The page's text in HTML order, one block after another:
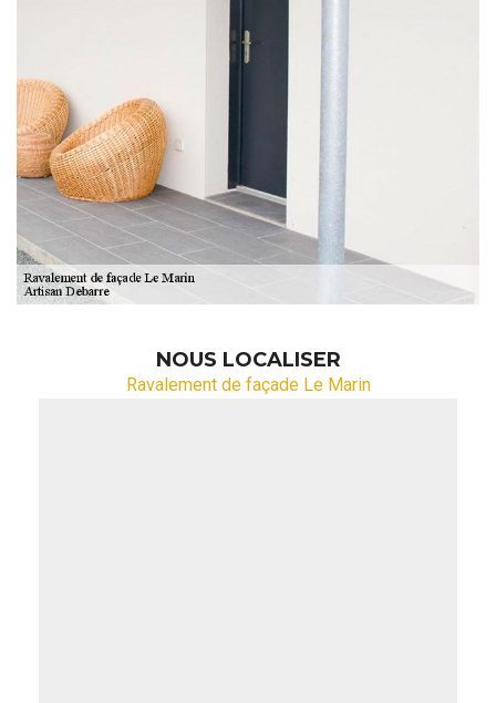
NOUS LOCALISER
Ravalement de façade Le Marin